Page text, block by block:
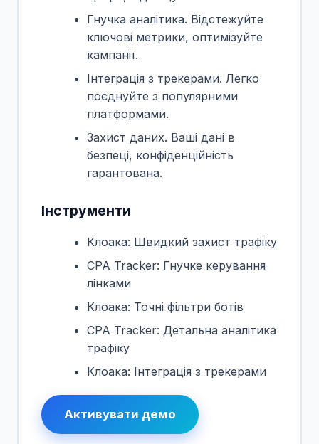
Гнучка аналітика. Відстежуйте
ключові метрики, оптимізуйте
кампанії.
Інтеграція з трекерами. Легко
поєднуйте з популярними
платформами.
Захист даних. Ваші дані в
безпеці, конфіденційність
гарантована.
Інструменти
Клоака: Швидкий захист трафіку
CPA Tracker: Гнучке керування
лінками
Клоака: Точні фільтри ботів
CPA Tracker: Детальна аналітика
трафіку
Клоака: Інтеграція з трекерами
Активувати демо